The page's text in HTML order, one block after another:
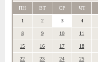
ПН ВТ СР ЧТ
1 2 3 4
8 9 10 11
15 16 17 18
22 23 24 25